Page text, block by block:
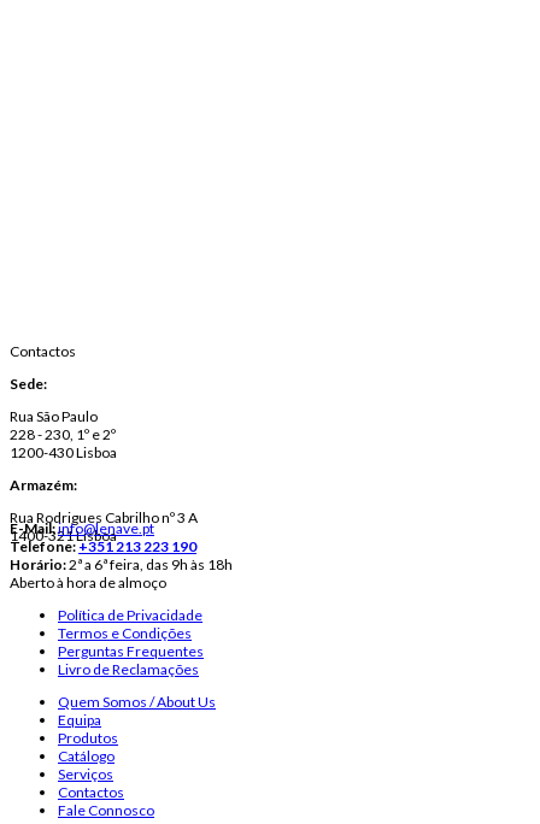
Contactos
Sede:
Rua São Paulo
228 - 230, 1º e 2º
1200-430 Lisboa
Armazém:
Rua Rodrigues Cabrilho nº 3 A
1400-321 Lisboa
E-Mail:info@lenave.pt
Telefone:+351 213 223 190
Horário:2ª a 6ª feira, das 9h às 18h
Aberto à hora de almoço
Política de Privacidade
Termos e Condições
Perguntas Frequentes
Livro de Reclamações
Quem Somos / About Us
Equipa
Produtos
Catálogo
Serviços
Contactos
Fale Connosco